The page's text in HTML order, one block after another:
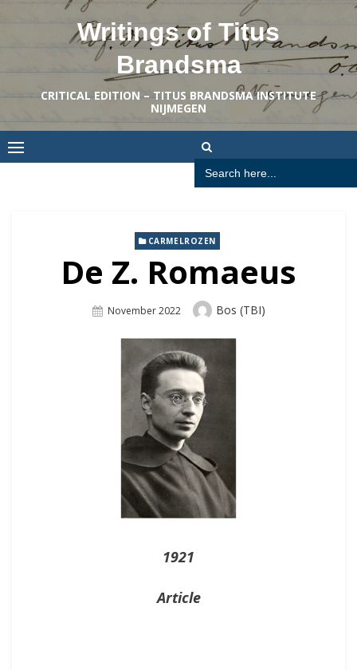
Writings of Titus
Brandsma
CRITICAL EDITION – TITUS BRANDSMA INSTITUTE
NIJMEGEN
Search
for:
CARMELROZEN
De Z. Romaeus
Posted
November 2022 Author
Bos (TBI)
1921
Article